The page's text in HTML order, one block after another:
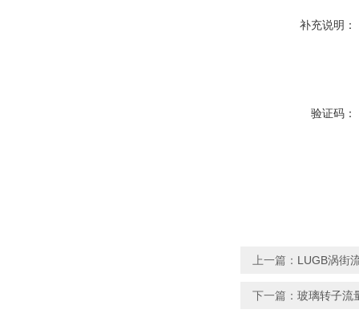
补充说明：
验证码：
上一篇： LUGB涡街
下一篇： 玻璃转子流